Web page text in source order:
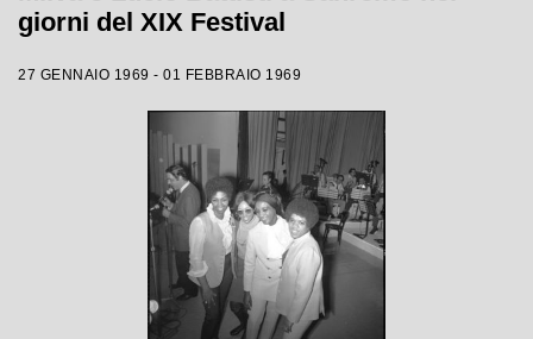
giorni del XIX Festival
27 GENNAIO 1969 - 01 FEBBRAIO 1969